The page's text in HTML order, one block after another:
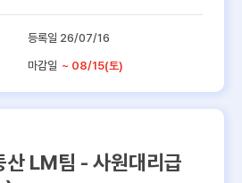
등록일 26/07/16
마감일 ~ 08/15(토)
LM팀 - 사원대리급